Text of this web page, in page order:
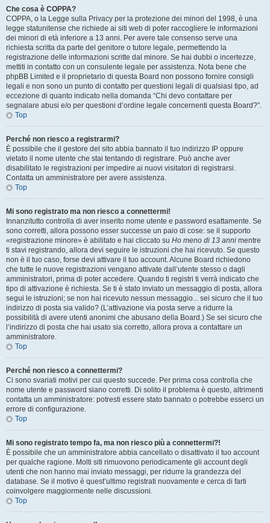
Che cosa è COPPA?
COPPA, o la Legge sulla Privacy per la protezione dei minori del 1998, è una
legge statunitense che richiede ai siti web di poter raccogliere le informazioni
dei minori di età inferiore a 13 anni. Per avere tale consenso serve una
richiesta scritta da parte del genitore o tutore legale, permettendo la
registrazione delle informazioni scritte dal minore. Se hai dubbi o incertezze,
mettiti in contatto con un consulente legale per assistenza. Nota bene che
phpBB Limited e il proprietario di questa Board non possono fornire consigli
legali e non sono un punto di contatto per questioni legali di qualsiasi tipo, ad
eccezione di quanto indicato nella domanda “Chi devo contattare per
segnalare abusi e/o per questioni d’ordine legale concernenti questa Board?”.
Top
Perché non riesco a registrarmi?
È possibile che il gestore del sito abbia bannato il tuo indirizzo IP oppure
vietato il nome utente che stai tentando di registrare. Può anche aver
disabilitato le registrazioni per impedire ai nuovi visitatori di registrarsi.
Contatta un amministratore per avere assistenza.
Top
Mi sono registrato ma non riesco a connettermi!
Innanzitutto controlla di aver inserito nome utente e password esattamente. Se
sono corretti, allora possono esser successe un paio di cose: se il supporto
«registrazione minore» è abilitato e hai cliccato su Ho meno di 13 anni mentre
ti stavi registrando, allora devi seguire le istruzioni che hai ricevuto. Se questo
non è il tuo caso, forse devi attivare il tuo account. Alcune Board richiedono
che tutte le nuove registrazioni vengano attivate dall’utente stesso o dagli
amministratori, prima di poter accedere. Quando ti registri ti verrà indicato che
tipo di attivazione è richiesta. Se ti è stato inviato un messaggio di posta, allora
segui le istruzioni; se non hai ricevuto nessun messaggio... sei sicuro che il tuo
indirizzo di posta sia valido? (L’attivazione via posta serve a ridurre la
possibilità di avere utenti anonimi che abusano della Board.) Se sei sicuro che
l’indirizzo di posta che hai usato sia corretto, allora prova a contattare un
amministratore.
Top
Perché non riesco a connettermi?
Ci sono svariati motivi per cui questo succede. Per prima cosa controlla che
nome utente e password siano corretti. Di solito il problema è questo, altrimenti
contatta un amministratore: potresti essere stato bannato o potrebbe esserci un
errore di configurazione.
Top
Mi sono registrato tempo fa, ma non riesco più a connettermi?!
È possibile che un amministratore abbia cancellato o disattivato il tuo account
per qualche ragione. Molti siti rimuovono periodicamente gli account degli
utenti che non hanno mai inviato messaggi, per ridurre la grandezza del
database. Se il motivo è quest’ultimo registrati nuovamente e cerca di farti
coinvolgere maggiormente nelle discussioni.
Top